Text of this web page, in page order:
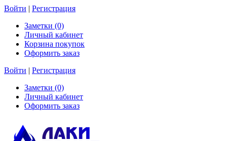
Войти | Регистрация
Заметки (0)
Личный кабинет
Корзина покупок
Оформить заказ
Войти | Регистрация
Заметки (0)
Личный кабинет
Оформить заказ